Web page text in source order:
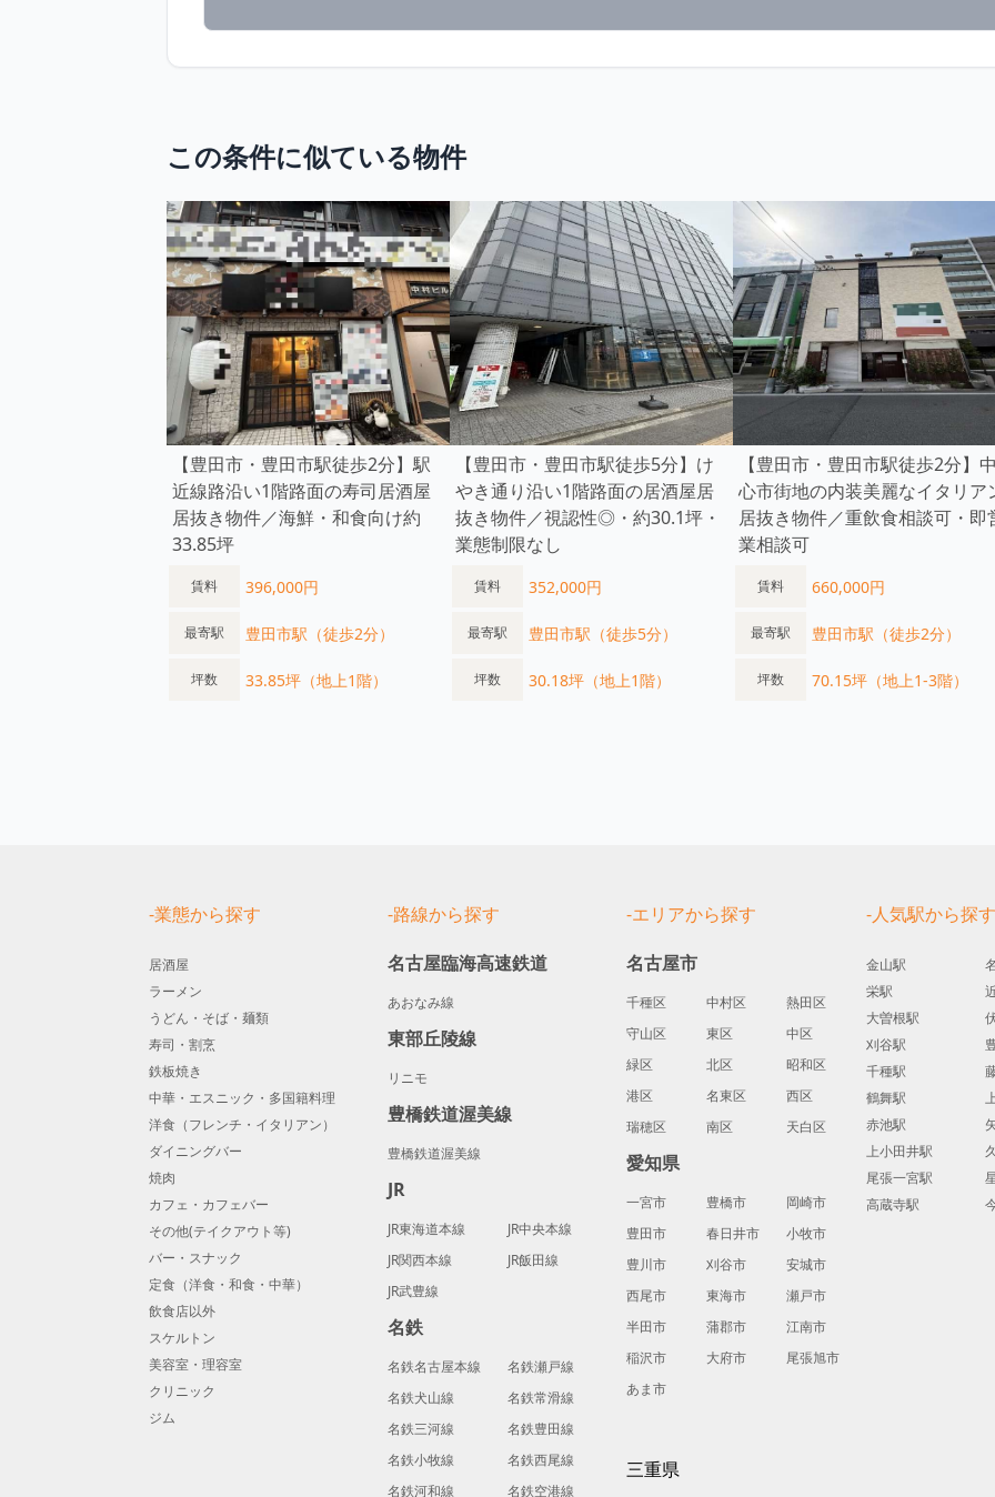
この条件に似ている物件
【豊田市・豊田市駅徒歩2分】駅
近線路沿い1階路面の寿司居酒屋
居抜き物件／海鮮・和食向け約
33.85坪
賃料 396,000円
最寄駅 豊田市駅（徒歩2分）
坪数 33.85坪（地上1階）
【豊田市・豊田市駅徒歩5分】け
やき通り沿い1階路面の居酒屋居
抜き物件／視認性◎・約30.1坪・
業態制限なし
賃料 352,000円
最寄駅 豊田市駅（徒歩5分）
坪数 30.18坪（地上1階）
【豊田市・豊田市駅徒歩2分】
心市街地の内装美麗なイタリア
居抜き物件／重飲食相談可・即
業相談可
賃料 660,000円
最寄駅 豊田市駅（徒歩2分）
坪数 70.15坪（地上1-3階）
-業態から探す
居酒屋
ラーメン
うどん・そば・麺類
寿司・割烹
鉄板焼き
中華・エスニック・多国籍料理
洋食（フレンチ・イタリアン）
ダイニングバー
焼肉
カフェ・カフェバー
その他(テイクアウト等)
バー・スナック
定食（洋食・和食・中華）
飲食店以外
スケルトン
美容室・理容室
クリニック
ジム
-路線から探す
名古屋臨海高速鉄道
あおなみ線
東部丘陵線
リニモ
豊橋鉄道渥美線
豊橋鉄道渥美線
JR
JR東海道本線
JR中央本線
JR関西本線
JR飯田線
JR武豊線
名鉄
名鉄名古屋本線
名鉄瀬戸線
名鉄犬山線
名鉄常滑線
名鉄三河線
名鉄豊田線
名鉄小牧線
名鉄西尾線
名鉄河和線
名鉄空港線
-エリアから探す
名古屋市
千種区 中村区
熱田区
守山区
東区
中区
緑区
北区
昭和区
港区
名東区
西区
瑞穂区
南区 天白区
愛知県
一宮市 豊橋市
岡崎市
豊田市
春日井市
小牧市
豊川市
刈谷市
安城市
西尾市
東海市
瀬戸市
半田市
蒲郡市
江南市
稲沢市
大府市
尾張旭市
あま市
三重県
-人気駅から探す
金山駅
栄駅
大曽根駅
刈谷駅
千種駅
鶴舞駅
赤池駅
上小田井駅
尾張一宮駅
高蔵寺駅